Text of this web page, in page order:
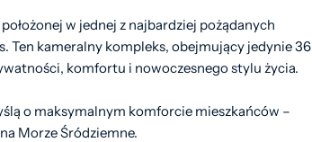
w jednej z najbardziej pożądanych
Ten kameralny kompleks, obejmujący jedynie 36
komfortu i nowoczesnego stylu życia.
o maksymalnym komforcie mieszkańców –
Morze Śródziemne.